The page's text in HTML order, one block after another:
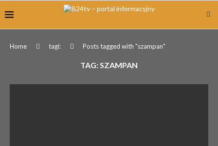
Home tagi: Posts tagged with "szampan"
TAG:SZAMPAN